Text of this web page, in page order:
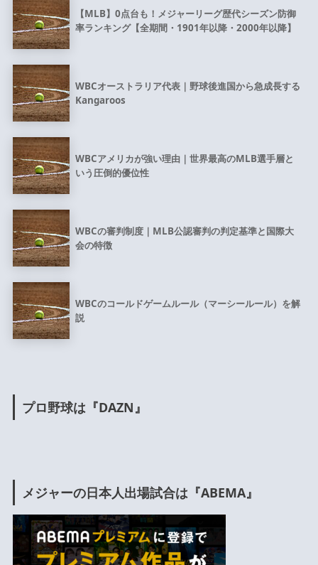
【MLB】0点台も！メジャーリーグ歴代シーズン防御
率ランキング【全期間・1901年以降・2000年以降】
WBCオーストラリア代表｜野球後進国から急成長する
Kangaroos
WBCアメリカが強い理由｜世界最高のMLB選手層と
いう圧倒的優位性
WBCの審判制度｜MLB公認審判の判定基準と国際大
会の特徴
WBCのコールドゲームルール（マーシールール）を解
説
プロ野球は『DAZN』
メジャーの日本人出場試合は『ABEMA』